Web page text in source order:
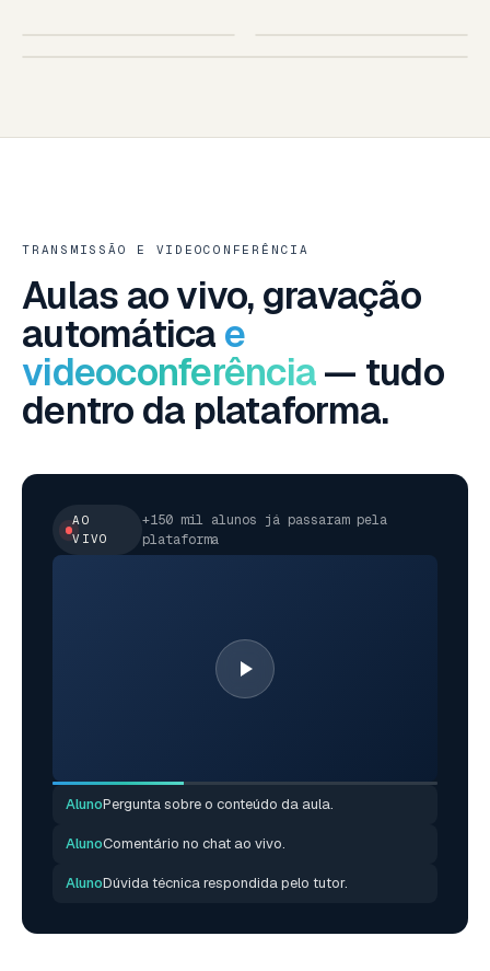
IOS · ANDROID TABLET
TRANSMISSÃO E VIDEOCONFERÊNCIA
Aulas ao vivo, gravação
automática e
videoconferência— tudo
dentro da plataforma.
AO
VIVO
+150 mil alunos já passaram pela
plataforma
AlunoPergunta sobre o conteúdo da aula.
AlunoComentário no chat ao vivo.
AlunoDúvida técnica respondida pelo tutor.